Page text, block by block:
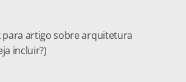
para artigo sobre arquitetura
incluir?)